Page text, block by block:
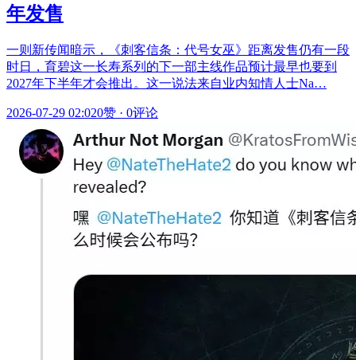
年发售
一则新传闻暗示，《刺客信条：代号女巫》距离发售仍有一段
时日，育碧这一长寿系列的下一部主线作品预计最早也要到
2027年下半年才会推出。这一说法来自业内知情人士Na…
2026-07-29 02:020赞 · 0评论